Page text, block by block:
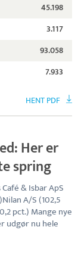
45.198
3.117
93.058
7.933
HENT PDF
Her er
spring
& Isbar ApS
A/S (102,5
pct.) Mange nye
udgør nu hele